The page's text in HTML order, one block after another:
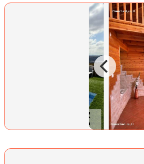
אחוזת הריף
ירכא, גליל מערבי